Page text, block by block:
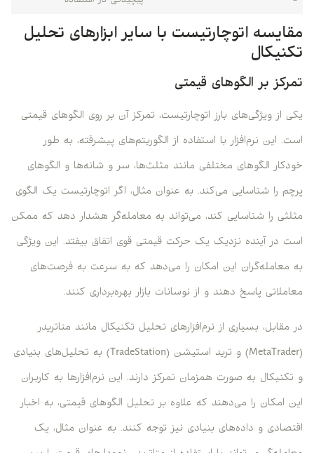
مقایسه اتوچارتیست با سایر ابزارهای تحلیل
تکنیکال
تمرکز بر الگوهای قیمتی
یکی از ویژگی‌های بارز اتوچارتیست، تمرکز آن بر روی الگوهای قیمتی
است. این نرم‌افزار با استفاده از الگوریتم‌های پیشرفته، به طور
خودکار الگوهای مختلفی مانند مثلث‌ها، سر و شانه‌ها و الگوهای
پرچم را شناسایی می‌کند. به عنوان مثال، اگر اتوچارتیست یک الگوی
مثلثی را شناسایی کند، می‌تواند به معامله‌گر هشدار دهد که ممکن
است در آینده نزدیک یک حرکت قیمتی قوی اتفاق بیفتد. این ویژگی
به معامله‌گران این امکان را می‌دهد که به سرعت به فرصت‌های
معاملاتی پاسخ دهند و از نوسانات بازار بهره‌برداری کنند.
در مقابل، بسیاری از نرم‌افزارهای تحلیل تکنیکال مانند متاتریدر
(MetaTrader) و ترید استیشن (TradeStation) به تحلیل‌های بنیادی
و تکنیکال به صورت همزمان تمرکز دارند. این نرم‌افزارها به کاربران
این امکان را می‌دهند که علاوه بر تحلیل الگوهای قیمتی، به اخبار
اقتصادی و داده‌های بنیادی نیز توجه کنند. به عنوان مثال، یک